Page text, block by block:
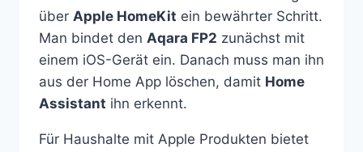
über Apple HomeKit ein bewährter Schritt.
Man bindet den Aqara FP2 zunächst mit
einem iOS-Gerät ein. Danach muss man ihn
aus der Home App löschen, damit Home
Assistant ihn erkennt.
Für Haushalte mit Apple Produkten bietet